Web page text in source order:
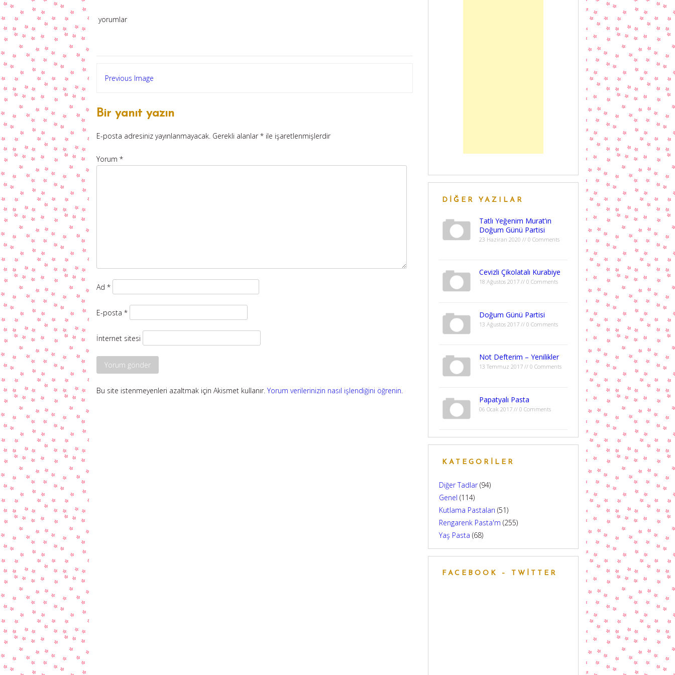
yorumlar
Previous Image
Bir yanıt yazın
E-posta adresiniz yayınlanmayacak. Gerekli alanlar* ile işaretlenmişlerdir
Yorum *
Ad *
E-posta *
İnternet sitesi
Bu site istenmeyenleri azaltmak için Akismet kullanır. Yorum verilerinizin nasıl işlendiğini öğrenin.
DIĞER YAZILAR
Tatlı Yeğenim Murat’ın
Doğum Günü Partisi
23 Haziran 2020 // 0 Comments
Cevizli Çikolatalı Kurabiye
18 Ağustos 2017 // 0 Comments
Doğum Günü Partisi
13 Ağustos 2017 // 0 Comments
Not Defterim – Yenilikler
13 Temmuz 2017 // 0 Comments
Papatyalı Pasta
06 Ocak 2017 // 0 Comments
KATEGORILER
Diğer Tadlar(94)
Genel (114)
Kutlama Pastaları (51)
Rengarenk Pasta'm (255)
Yaş Pasta (68)
FACEBOOK – TWITTER